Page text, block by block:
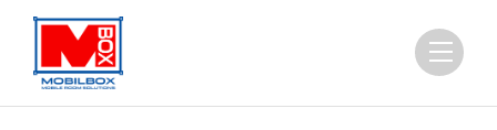
Skip
content
Menu